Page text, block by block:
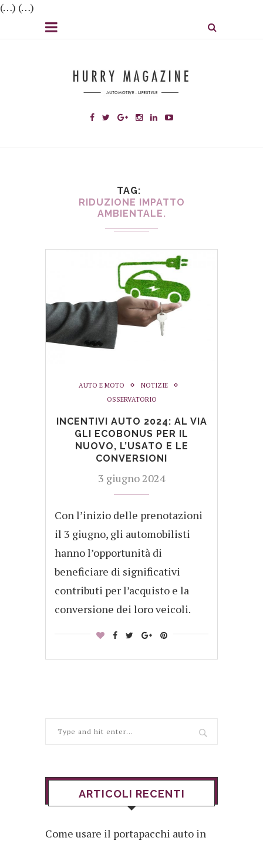
(…) (…)
TAG
RIDUZIONE IMPATTO
AMBIENTALE.
AUTO E MOTO
NOTIZIE
OSSERVATORIO
INCENTIVI AUTO 2024: AL VIA
GLI ECOBONUS PER IL
NUOVO, L’USATO E LE
CONVERSIONI
3 giugno 2024
Con l’inizio delle prenotazioni
il 3 giugno, gli automobilisti
hanno l’opportunità di
beneficiare di significativi
contributi per l’acquisto e la
conversione dei loro veicoli.
ARTICOLI RECENTI
Come usare il portapacchi auto in